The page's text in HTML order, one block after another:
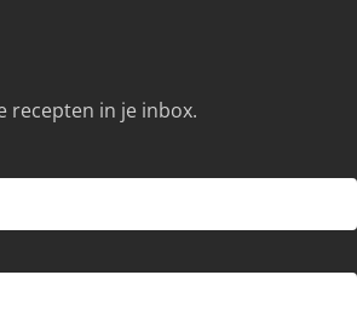
recepten in je inbox.